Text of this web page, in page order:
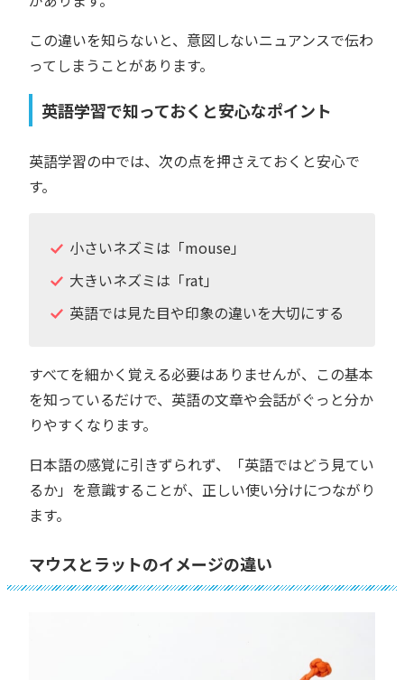
この違いを知らないと、意図しないニュアンスで伝わ
ってしまうことがあります。
英語学習で知っておくと安心なポイント
英語学習の中では、次の点を押さえておくと安心で
す。
小さいネズミは「mouse」
大きいネズミは「rat」
英語では見た目や印象の違いを大切にする
すべてを細かく覚える必要はありませんが、この基本
を知っているだけで、英語の文章や会話がぐっと分か
りやすくなります。
日本語の感覚に引きずられず、「英語ではどう見てい
るか」を意識することが、正しい使い分けにつながり
ます。
マウスとラットのイメージの違い